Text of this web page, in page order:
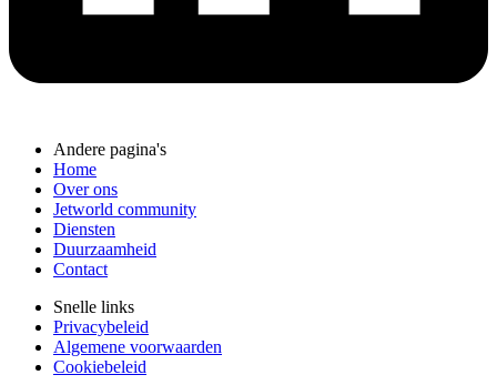
Andere pagina's
Home
Over ons
Jetworld community
Diensten
Duurzaamheid
Contact
Snelle links
Privacybeleid
Algemene voorwaarden
Cookiebeleid